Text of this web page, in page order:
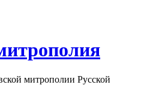
митрополии Русской